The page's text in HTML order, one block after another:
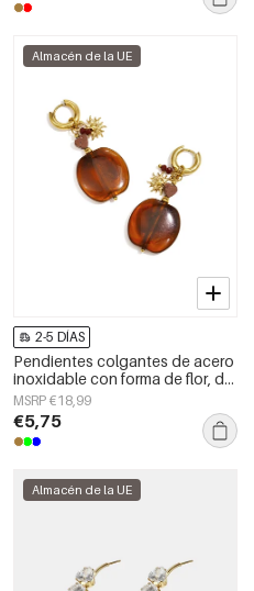
Almacén de la UE
2-5 DÍAS
Pendientes colgantes de acero
inoxidable con forma de flor, de
la serie Daily Simple, joyería para
mujer.
MSRP €18,99
€5,75
Almacén de la UE